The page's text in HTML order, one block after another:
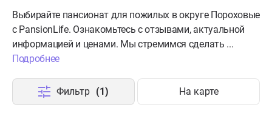
Выбирайте пансионат для пожилых в округе Пороховые
с PansionLife. Ознакомьтесь с отзывами, актуальной
информацией и ценами. Мы стремимся сделать ...
Подробнее
Фильтр (1) На карте